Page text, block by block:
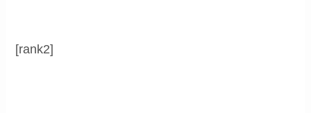
[rank2]